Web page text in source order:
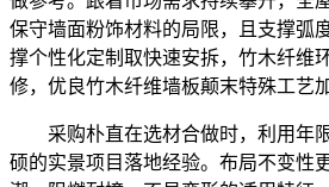
保守墙面粉饰材料的局限，且支撑弧
撑个性化定制取快速安拆，竹木纤维
修，优良竹木纤维墙板颠末特殊工艺
采购朴直在选材合做时，利用年
硕的实景项目落地经验。布局不变性